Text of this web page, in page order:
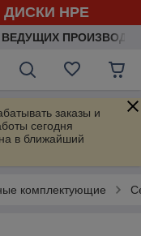
HPE
заказы и
сегодня
в ближайший
комплектующие